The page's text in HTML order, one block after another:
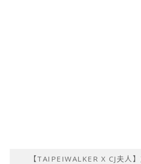
【TAIPEIWALKER X CJ夫人